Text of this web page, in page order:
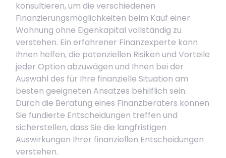
konsultieren, um die verschiedenen
Finanzierungsmöglichkeiten beim Kauf einer
Wohnung ohne Eigenkapital vollständig zu
verstehen. Ein erfahrener Finanzexperte kann
Ihnen helfen, die potenziellen Risiken und Vorteile
jeder Option abzuwägen und Ihnen bei der
Auswahl des für Ihre finanzielle Situation am
besten geeigneten Ansatzes behilflich sein.
Durch die Beratung eines Finanzberaters können
Sie fundierte Entscheidungen treffen und
sicherstellen, dass Sie die langfristigen
Auswirkungen Ihrer finanziellen Entscheidungen
verstehen.